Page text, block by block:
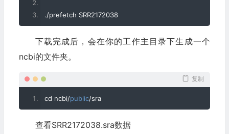
./prefetch SRR2172038
下载完成后，会在你的工作主目录下生成一个
ncbi的文件夹。
复制
cd ncbi/public/sra
查看SRR2172038.sra数据